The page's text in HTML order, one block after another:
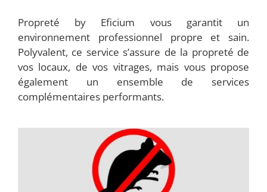
Propreté by Eficium vous garantit un
environnement professionnel propre et sain.
Polyvalent, ce service s’assure de la propreté de
vos locaux, de vos vitrages, mais vous propose
également un ensemble de services
complémentaires performants.